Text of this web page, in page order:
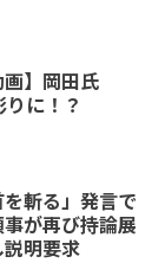
画】岡田氏
に！？
斬る」発言で
が再び持論展
明要求